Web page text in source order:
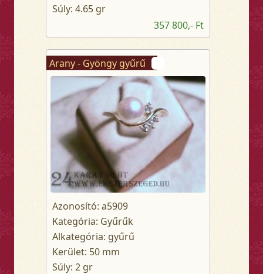
Súly: 4.65 gr
357 800,- Ft
Arany - Gyöngy gyűrű
Azonosító: a5909
Kategória: Gyűrűk
Alkategória: gyűrű
Kerület: 50 mm
Súly: 2 gr